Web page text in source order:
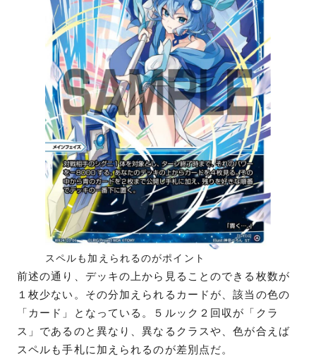
スペルも加えられるのがポイント
前述の通り、デッキの上から見ることのできる枚数が
１枚少ない。その分加えられるカードが、該当の色の
「カード」となっている。５ルック２回収が「クラ
ス」であるのと異なり、異なるクラスや、色が合えば
スペルも手札に加えられるのが差別点だ。